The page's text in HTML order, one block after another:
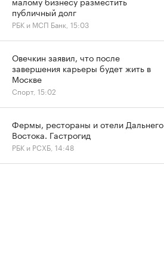
публичный долг
РБК и МСП Банк, 15:03
Овечкин заявил, что после
завершения карьеры будет жить в
Москве
Спорт, 15:02
Фермы, рестораны и отели Дальнего
Востока. Гастрогид
РБК и РСХБ, 14:48